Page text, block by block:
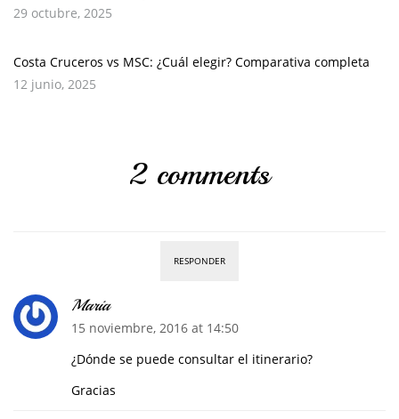
29 octubre, 2025
Costa Cruceros vs MSC: ¿Cuál elegir? Comparativa completa
12 junio, 2025
2 comments
RESPONDER
Maria
15 noviembre, 2016 at 14:50
¿Dónde se puede consultar el itinerario?
Gracias